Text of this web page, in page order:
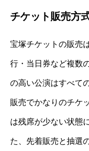
チケット販売方
宝塚チケットの販売
行・当日券など複数
の高い公演はすべて
販売でかなりのチケ
は残席が少ない状態
た、先着販売と抽選